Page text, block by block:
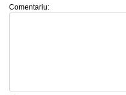
Comentariu: